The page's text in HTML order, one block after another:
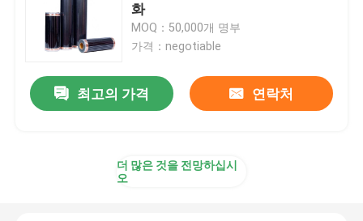
화
MOQ：50,000개 명부
가격：negotiable
최고의 가격 연락처
더 많은 것을 전망하십시
오